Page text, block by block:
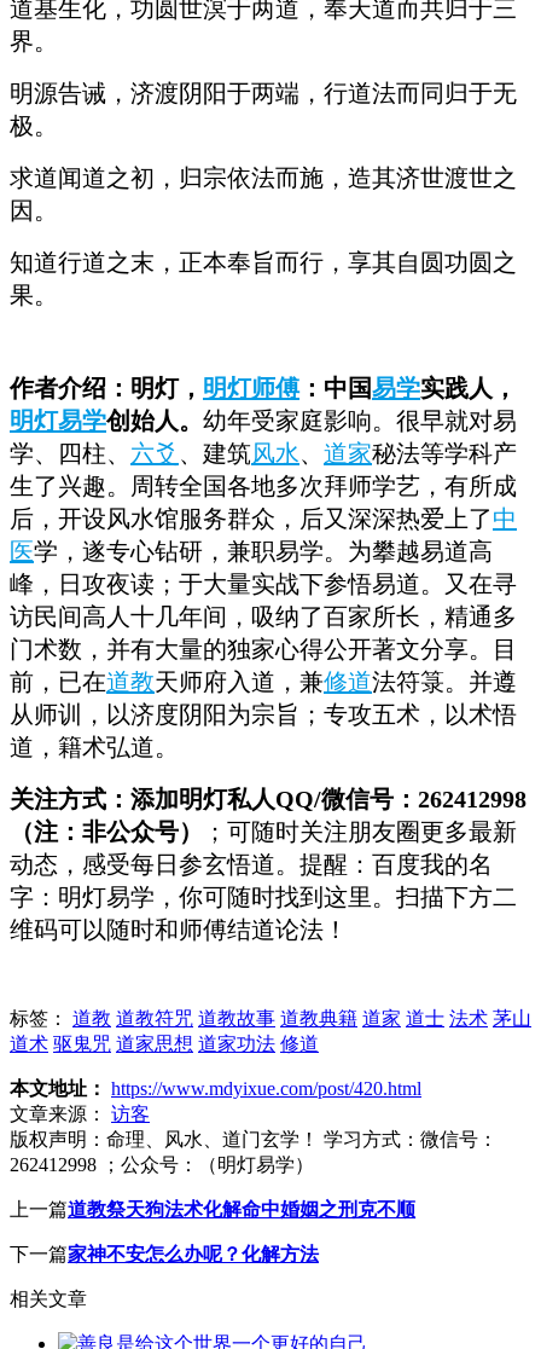
道基生化，功圆世溟于两道，奉天道而共归于三
界。
明源告诫，济渡阴阳于两端，行道法而同归于无
极。
求道闻道之初，归宗依法而施，造其济世渡世之
因。
知道行道之末，正本奉旨而行，享其自圆功圆之
果。
作者介绍：明灯， 明灯师傅：中国易学实践人，
明灯易学创始人。 幼年受家庭影响。很早就对易
学、四柱、 六爻 、建筑风水、 道家秘法等学科产
生了兴趣。周转全国各地多次拜师学艺，有所成
后，开设风水馆服务群众，后又深深热爱上了中
医学，遂专心钻研，兼职易学。为攀越易道高
峰，日攻夜读；于大量实战下参悟易道。又在寻
访民间高人十几年间，吸纳了百家所长，精通多
门术数，并有大量的独家心得公开著文分享。目
前，已在道教天师府入道，兼修道法符箓。并遵
从师训，以济度阴阳为宗旨；专攻五术，以术悟
道，籍术弘道。
关注方式：添加明灯私人QQ/微信号：262412998
（注：非公众号）
；可随时关注朋友圈更多最新
动态，感受每日参玄悟道。提醒：百度我的名
字：明灯易学，你可随时找到这里。扫描下方二
维码可以随时和师傅结道论法！
标签： 道教 道教符咒 道教故事 道教典籍 道家 道士 法术 茅山
道术 驱鬼咒 道家思想 道家功法 修道
本文地址： https://www.mdyixue.com/post/420.html
文章来源：
访客
版权声明： 命理、风水、道门玄学！ 学习方式：微信号：
262412998 ；公众号：（明灯易学）
上一篇道教祭天狗法术化解命中婚姻之刑克不顺
下一篇家神不安怎么办呢？化解方法
相关文章